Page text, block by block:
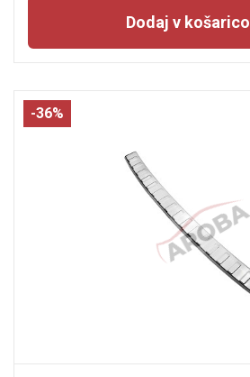
Dodaj v košarico
-36%